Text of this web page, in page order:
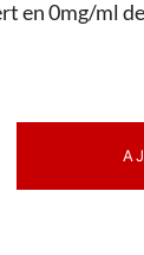
en 0mg/ml